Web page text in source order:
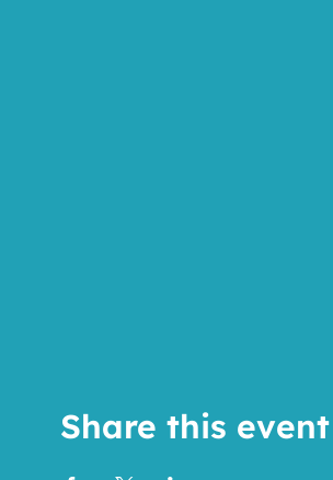
Share this event